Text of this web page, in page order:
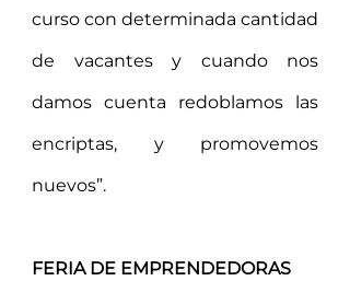
curso con determinada cantidad
de vacantes y cuando nos
damos cuenta redoblamos las
encriptas, y promovemos
nuevos”.
FERIA DE EMPRENDEDORAS